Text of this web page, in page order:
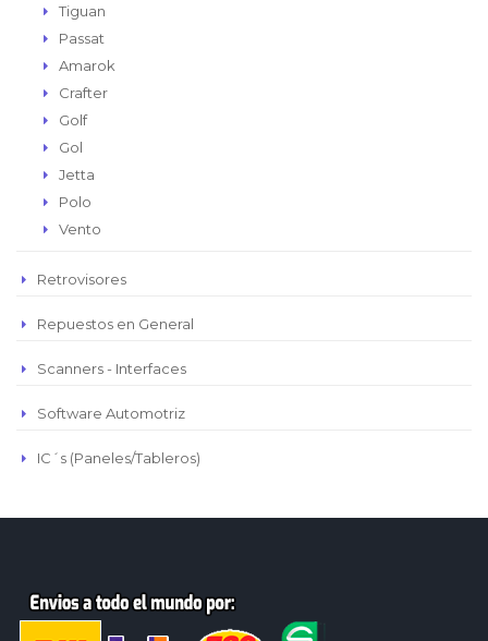
Tiguan
Passat
Amarok
Crafter
Golf
Gol
Jetta
Polo
Vento
Retrovisores
Repuestos en General
Scanners - Interfaces
Software Automotriz
IC´s (Paneles/Tableros)